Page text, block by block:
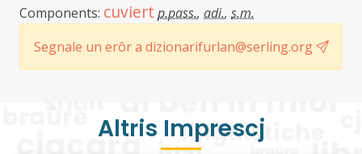
Components: cuviert p.pass., adi., s.m.
Segnale un erôr a dizionarifurlan@serling.org
Altris Imprescj